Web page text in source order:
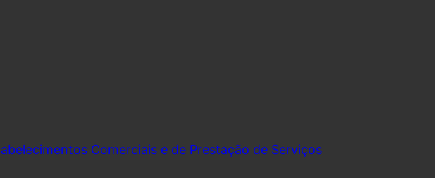
Comerciais e de Prestação de Serviços